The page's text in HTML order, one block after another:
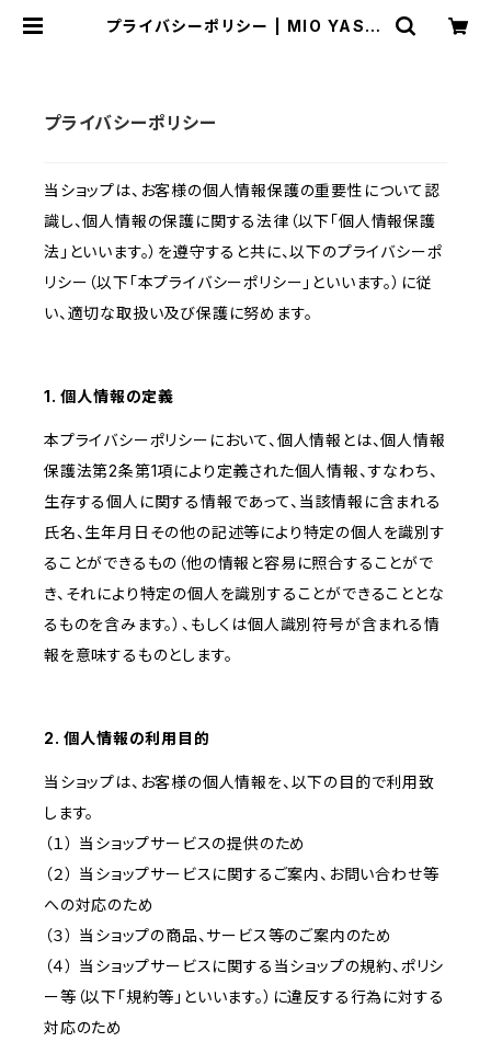
プライバシーポリシー | MIO YASHI
プライバシーポリシー
当ショップは、お客様の個人情報保護の重要性について認
識し、個人情報の保護に関する法律（以下「個人情報保護
法」といいます。）を遵守すると共に、以下のプライバシーポ
リシー（以下「本プライバシーポリシー」といいます。）に従
い、適切な取扱い及び保護に努めます。
1. 個人情報の定義
本プライバシーポリシーにおいて、個人情報とは、個人情報
保護法第2条第1項により定義された個人情報、すなわち、
生存する個人に関する情報であって、当該情報に含まれる
氏名、生年月日その他の記述等により特定の個人を識別す
ることができるもの（他の情報と容易に照合することがで
き、それにより特定の個人を識別することができることとな
るものを含みます。）、もしくは個人識別符号が含まれる情
報を意味するものとします。
2. 個人情報の利用目的
当ショップは、お客様の個人情報を、以下の目的で利用致
します。
（１） 当ショップサービスの提供のため
（２） 当ショップサービスに関するご案内、お問い合わせ等
への対応のため
（３） 当ショップの商品、サービス等のご案内のため
（４） 当ショップサービスに関する当ショップの規約、ポリシ
ー等（以下「規約等」といいます。）に違反する行為に対する
対応のため